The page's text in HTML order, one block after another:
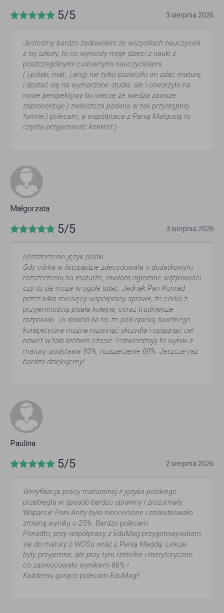
5/5 3 sierpnia 2026
Jesteśmy bardzo zadowoleni ze wszystkich nauczycieli
z tej szkoły, to co wyniosły moje dzieci z nauki z
poszczególnymi cudownymi nauczycielami
( j.polski, mat., j.ang) nie tylko pozwoliło im zdać maturę
i dostać się na wymarzone studia, ale i otworzyło na
nowe perspektywy bo wierzę że wiedza zawsze
zaprocentuje:) zwłaszcza podana w tak przystępnej
formie:) polecam, a współpraca z Panią Małgosią to
czysta przyjemność konkret:)
Małgorzata
5/5 3 sierpnia 2026
Rozszerzenie język polski
Gdy córka w listopadzie zdecydowała o dodatkowym
rozszerzeniu na maturze, miałam ogromne wątpliwości
czy to się może w ogóle udać. Jednak Pan Konrad
przez kilka miesięcy współpracy sprawił, że córka z
przyjemnością pisała kolejne, coraz trudniejsze
rozprawki. To dowód na to, że pod opieką świetnego
korepetytora można rozwinąć skrzydła i osiągnąć cel
nawet w taki krótkim czasie. Potwierdzają to wyniki z
matury: podstawa 93%, rozszerzenie 89%. Jeszcze raz
bardzo dziękujemy!
Paulina
5/5 2 sierpnia 2026
Weryfikacja pracy maturalnej z języka polskiego
przebiegła w sposób bardzo sprawny i zrozumiały.
Wsparcie Pani Anity było nieocenione i zaskutkowało
zmianą wyniku o 25%. Bardzo polecam.
Ponadto, przy współpracy z EduMag przygotowywałam
się do matury z WOSu wraz z Panią Magdą. Lekcje
były przyjemne, ale przy tym rzetelne i merytoryczne,
co zaowocowało wynikiem 86% !
Każdemu gorąco polecam EduMag!!